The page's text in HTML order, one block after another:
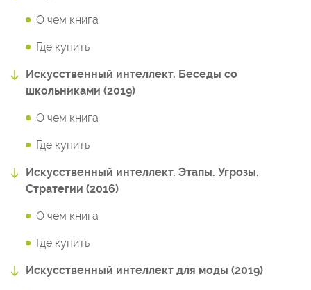
О чем книга
Где купить
Искусственный интеллект. Беседы со
школьниками (2019)
О чем книга
Где купить
Искусственный интеллект. Этапы. Угрозы.
Стратегии (2016)
О чем книга
Где купить
Искусственный интеллект для моды (2019)